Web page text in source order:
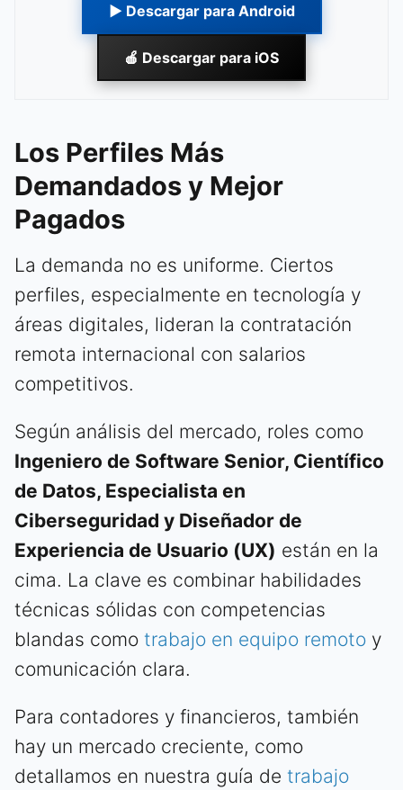
▶ Descargar para Android
🍎 Descargar para iOS
Los Perfiles Más
Demandados y Mejor
Pagados
La demanda no es uniforme. Ciertos
perfiles, especialmente en tecnología y
áreas digitales, lideran la contratación
remota internacional con salarios
competitivos.
Según análisis del mercado, roles como
Ingeniero de Software Senior, Científico
de Datos, Especialista en
Ciberseguridad y Diseñador de
Experiencia de Usuario (UX) están en la
cima. La clave es combinar habilidades
técnicas sólidas con competencias
blandas como trabajo en equipo remoto y
comunicación clara.
Para contadores y financieros, también
hay un mercado creciente, como
detallamos en nuestra guía de trabajo